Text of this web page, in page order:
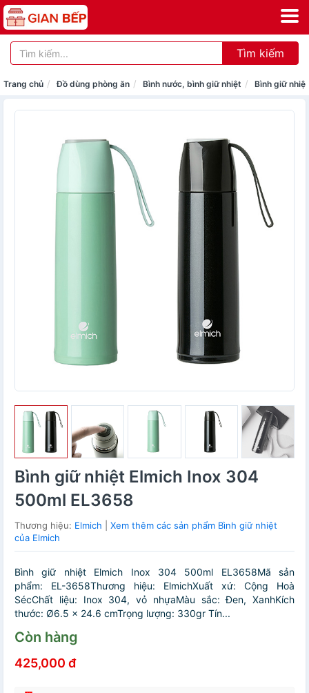
Tìm kiếm
Trang chủ Đồ dùng phòng ăn Bình nước, bình giữ nhiệt Bình giữ nhiệt
Bình giữ nhiệt Elmich Inox 304
500ml EL3658
Thương hiệu: Elmich
Xem thêm các sản phẩm Bình giữ nhiệt
của Elmich
Bình giữ nhiệt Elmich Inox 304 500ml EL3658Mã sản
phẩm: EL-3658Thương hiệu: ElmichXuất xứ: Cộng Hoà
SécChất liệu: Inox 304, vỏ nhựaMàu sắc: Đen, XanhKích
thước: Ø6.5 x 24.6 cmTrọng lượng: 330gr Tín...
Còn hàng
425,000 đ